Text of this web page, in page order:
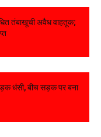
तंबाखूची अवैध वाहतूक;
धंसी, बीच सड़क पर बना